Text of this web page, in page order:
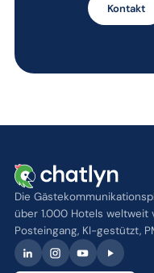
Kontakt
Die
über 1.000 Hotels weltweit
Posteingang, KI-gestützt,